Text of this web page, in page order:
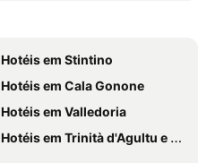
Lazzaretto
Bosa Marina
San Leonardo di Siete Fuentes
S'Archittu
Hotéis em Stintino
Hotéis em Cala Gonone
Hotéis em Valledoria
Hotéis em Trinità d'Agultu e Vignola